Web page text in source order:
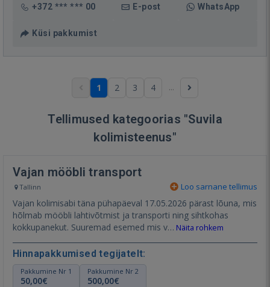
+372 *** *** 00 E-post WhatsApp
Küsi pakkumist
1 2 3 4 ...
Tellimused kategoorias "Suvila
kolimisteenus"
Vajan mööbli transport
Tallinn Loo sarnane tellimus
Vajan kolimisabi täna pühapäeval 17.05.2026 pärast lõuna, mis
hõlmab mööbli lahtivõtmist ja transporti ning sihtkohas
kokkupanekut. Suuremad esemed mis v… Näita rohkem
Hinnapakkumised tegijatelt:
Pakkumine Nr 1
50,00€
Pakkumine Nr 2
500,00€